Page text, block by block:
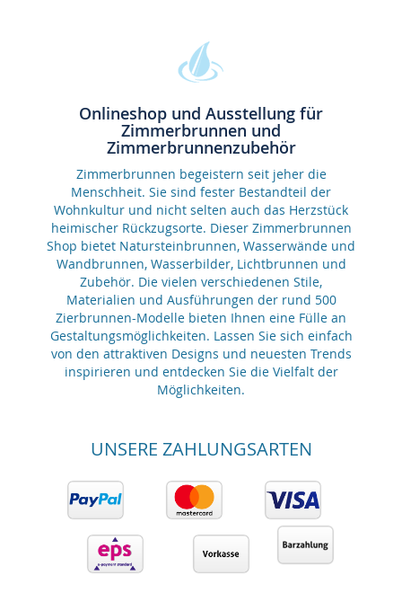
Onlineshop und Ausstellung für
Zimmerbrunnen und
Zimmerbrunnenzubehör
Zimmerbrunnen begeistern seit jeher die
Menschheit. Sie sind fester Bestandteil der
Wohnkultur und nicht selten auch das Herzstück
heimischer Rückzugsorte. Dieser Zimmerbrunnen
Shop bietet Natursteinbrunnen, Wasserwände und
Wandbrunnen, Wasserbilder, Lichtbrunnen und
Zubehör. Die vielen verschiedenen Stile,
Materialien und Ausführungen der rund 500
Zierbrunnen-Modelle bieten Ihnen eine Fülle an
Gestaltungsmöglichkeiten. Lassen Sie sich einfach
von den attraktiven Designs und neuesten Trends
inspirieren und entdecken Sie die Vielfalt der
Möglichkeiten.
UNSERE ZAHLUNGSARTEN